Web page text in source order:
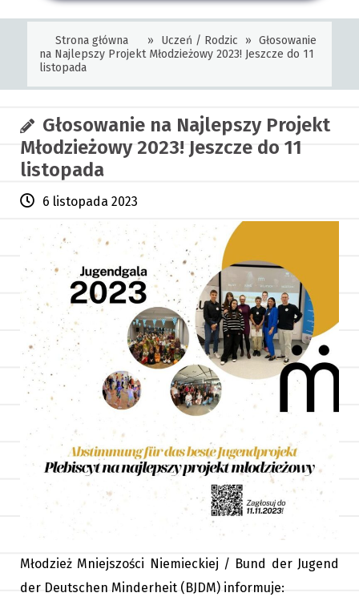
Strona główna » Uczeń / Rodzic » Głosowanie
na Najlepszy Projekt Młodzieżowy 2023! Jeszcze do 11
listopada
Głosowanie na Najlepszy Projekt
Młodzieżowy 2023! Jeszcze do 11
listopada
6 listopada 2023
Młodzież Mniejszości Niemieckiej / Bund der Jugend
der Deutschen Minderheit (BJDM) informuje: